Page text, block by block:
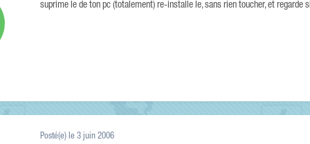
suprime le de ton pc (totalement) re-installe le, sans rien toucher, et regarde
Posté(e)le 3 juin 2006